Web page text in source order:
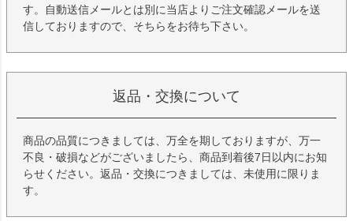
す。自動送信メールとは別に当店よりご注文確認メールを送
信しておりますので、そちらをお待ち下さい。
返品・交換について
商品の品質につきましては、万全を期しておりますが、万一
不良・破損などがございましたら、商品到着後7日以内にお知
らせください。返品・交換につきましては、未使用に限りま
す。